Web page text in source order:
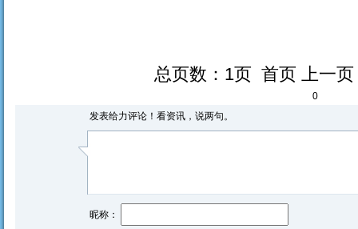
总页数：1页 首页 上一页
0
发表给力评论！看资讯，说两句。
昵称：